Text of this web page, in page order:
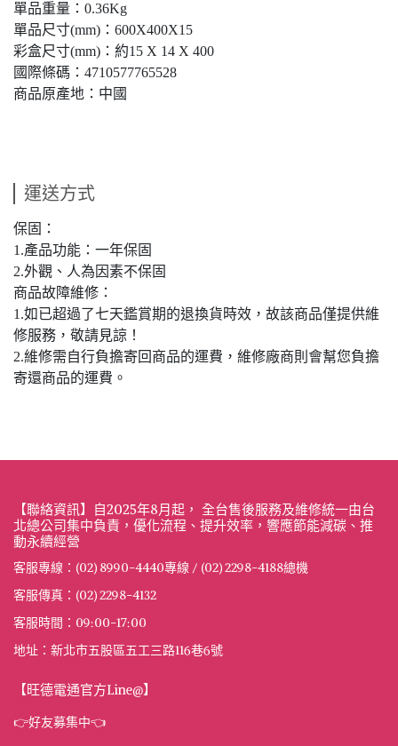
單品重量：0.36Kg
單品尺寸(mm)：600X400X15
彩盒尺寸(mm)：約15 X 14 X 400
國際條碼：4710577765528
商品原產地：中國
運送方式
保固：
1.產品功能：一年保固
2.外觀、人為因素不保固
商品故障維修：
1.如已超過了七天鑑賞期的退換貨時效，故該商品僅提供維
修服務，敬請見諒！
2.維修需自行負擔寄回商品的運費，維修廠商則會幫您負擔
寄還商品的運費。
【聯絡資訊】自2025年8月起， 全台售後服務及維修統一由台
北總公司集中負責，優化流程、提升效率，響應節能減碳、推
動永續經營
客服專線：(02) 8990-4440專線 / (02) 2298-4188總機
客服傳真：(02) 2298-4132
客服時間：09:00-17:00
地址：新北市五股區五工三路116巷6號
【旺德電通官方Line@】
👉好友募集中👈